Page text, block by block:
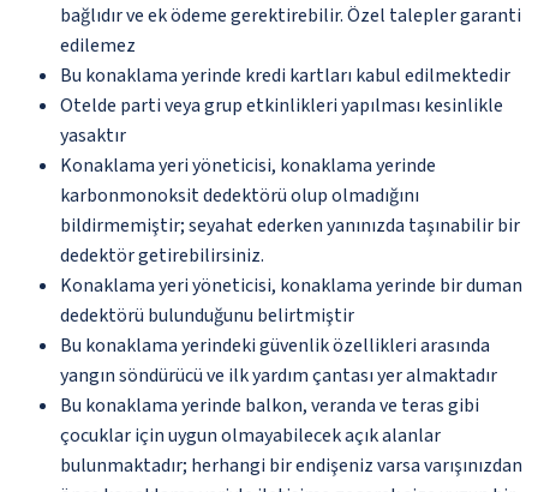
bağlıdır ve ek ödeme gerektirebilir. Özel talepler garanti
edilemez
Bu konaklama yerinde kredi kartları kabul edilmektedir
Otelde parti veya grup etkinlikleri yapılması kesinlikle
yasaktır
Konaklama yeri yöneticisi, konaklama yerinde
karbonmonoksit dedektörü olup olmadığını
bildirmemiştir; seyahat ederken yanınızda taşınabilir bir
dedektör getirebilirsiniz.
Konaklama yeri yöneticisi, konaklama yerinde bir duman
dedektörü bulunduğunu belirtmiştir
Bu konaklama yerindeki güvenlik özellikleri arasında
yangın söndürücü ve ilk yardım çantası yer almaktadır
Bu konaklama yerinde balkon, veranda ve teras gibi
çocuklar için uygun olmayabilecek açık alanlar
bulunmaktadır; herhangi bir endişeniz varsa varışınızdan